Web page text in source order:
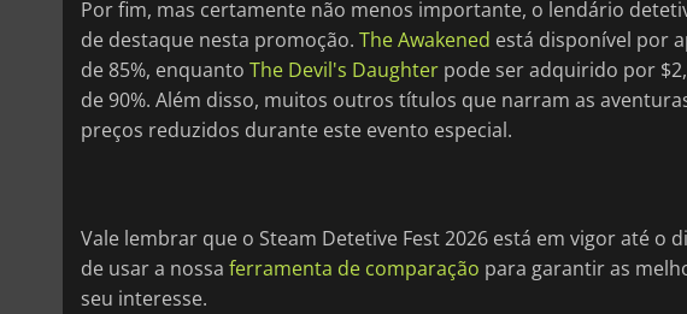
Por fim, mas certamente não menos importante, o lendário
de destaque nesta promoção. The Awakened está disponível por
de 85%, enquanto The Devil's Daughter pode ser adquirido por
de 90%. Além disso, muitos outros títulos que narram as
preços reduzidos durante este evento especial.
Vale lembrar que o Steam Detetive Fest 2026 está em vigor até o
de usar a nossa ferramenta de comparação para garantir as
seu interesse.